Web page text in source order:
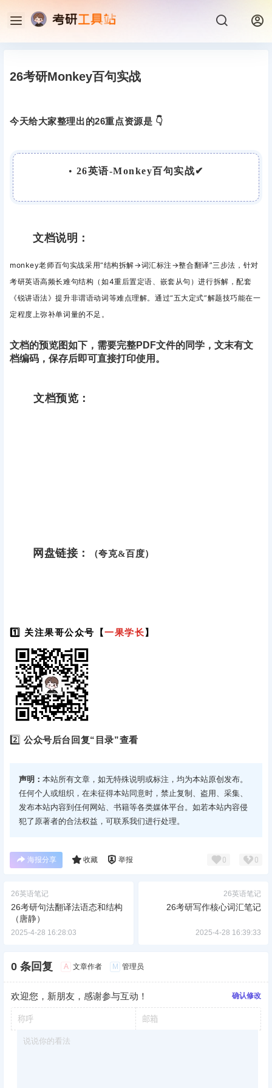
26考研Monkey百句实战
今天给大家整理出的26重点资源是 👇
• 26英语-Monkey百句实战✔
文档说明：
monkey老师百句实战采用“结构拆解→词汇标注→整合翻译”三步法， 针对
考研英语高频长难句结构（如4重后置定语、嵌套从句）进行拆解，配套
《锐讲语法》提升非谓语动词等难点理解。 通过“五大定式”解题技巧能在一
定程度上弥补单词量的不足。
文档的预览图如下，需要完整PDF文件的同学，文末有文
档编码，保存后即可直接打印使用。
文档预览：
网盘链接： （夸克&百度）
1️⃣ 关注果哥公众号【一果学长】
2️⃣公众号后台回复“目录”查看
声明： 本站所有文章，如无特殊说明或标注，均为本站原创发布。
任何个人或组织，在未征得本站同意时，禁止复制、盗用、采集、
发布本站内容到任何网站、书籍等各类媒体平台。如若本站内容侵
犯了原著者的合法权益，可联系我们进行处理。
海报分享 收藏 举报 0 0
26英语笔记
26考研句法翻译法语态和结构
（唐静）
2025-4-28 16:28:03
26英语笔记
26考研写作核心词汇笔记
2025-4-28 16:39:33
0 条回复 A 文章作者 M 管理员
欢迎您，新朋友，感谢参与互动！ 确认修改